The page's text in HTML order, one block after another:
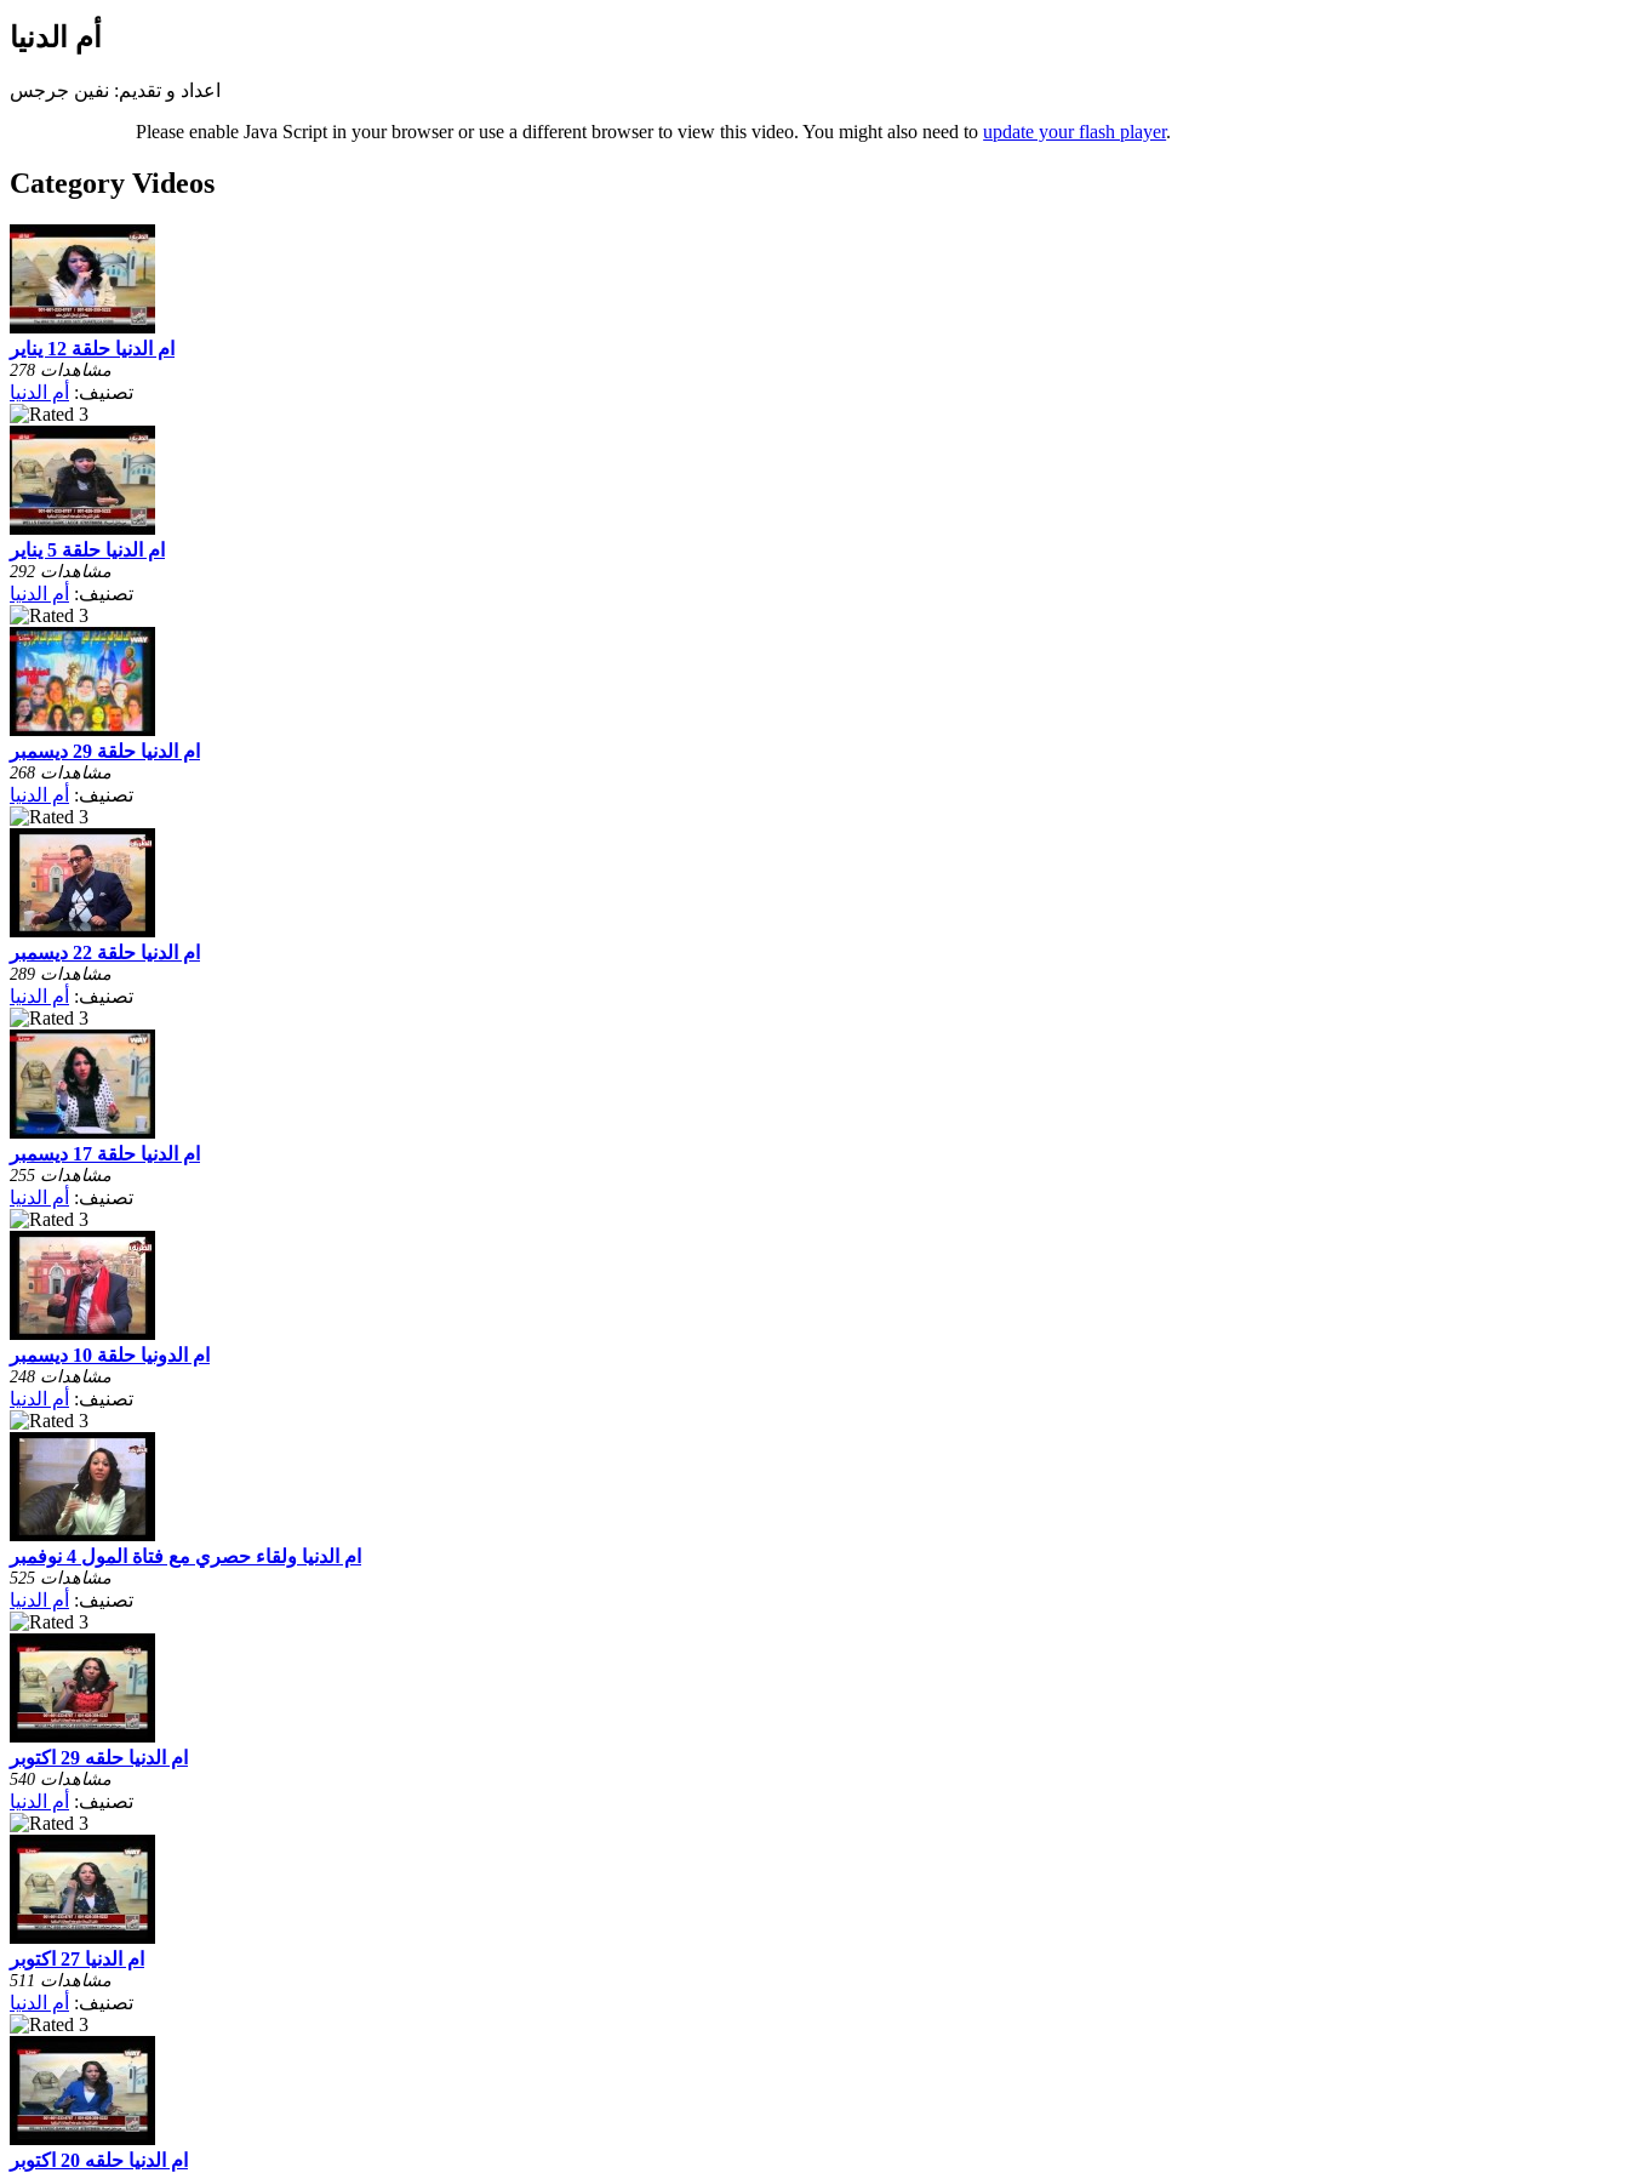
أم الدنيا
اعداد و تقديم: نفين جرجس
Please enable Java Script in your browser or use a different browser to view this video. You might also need toupdate your flash player.
Category Videos
ام الدنيا حلقة 12 يناير
278 مشاهدات
تصنيف: أم الدنيا
ام الدنيا حلقة 5 يناير
292 مشاهدات
تصنيف: أم الدنيا
ام الدنيا حلقة 29 ديسمبر
268 مشاهدات
تصنيف: أم الدنيا
ام الدنيا حلقة 22 ديسمبر
289 مشاهدات
تصنيف: أم الدنيا
ام الدنيا حلقة 17 ديسمبر
255 مشاهدات
تصنيف: أم الدنيا
ام الدونيا حلقة 10 ديسمبر
248 مشاهدات
تصنيف: أم الدنيا
ام الدنيا ولقاء حصري مع فتاة المول 4 نوفمبر
525 مشاهدات
تصنيف: أم الدنيا
ام الدنيا حلقه 29 اكتوبر
540 مشاهدات
تصنيف: أم الدنيا
ام الدنيا 27 اكتوبر
511 مشاهدات
تصنيف: أم الدنيا
ام الدنيا حلقه 20 اكتوبر